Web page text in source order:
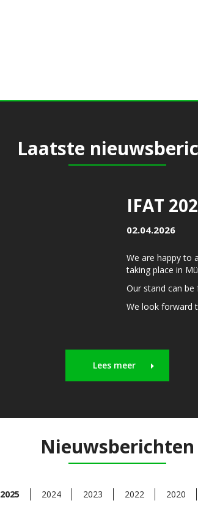
Laatste
IFAT
02.04.2026
We are happy to
taking place in
Our stand can be
We look forward
Lees meer
Nieuwsberichten
2025 2024 2023 2022 2020